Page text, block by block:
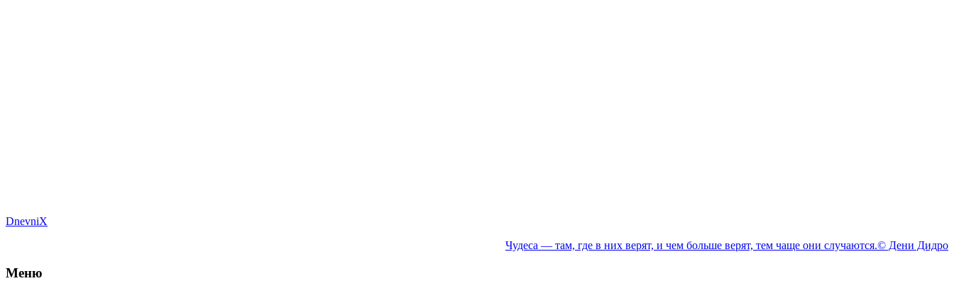
DnevniX
Чудеса — там, где в них верят, и чем больше верят, тем чаще они случаются.© Дени Дидро
Меню